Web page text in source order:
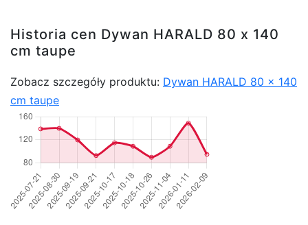
Historia cen Dywan HARALD 80 x 140
cm taupe
Zobacz szczegóły produktu: Dywan HARALD 80 x 140
cm taupe